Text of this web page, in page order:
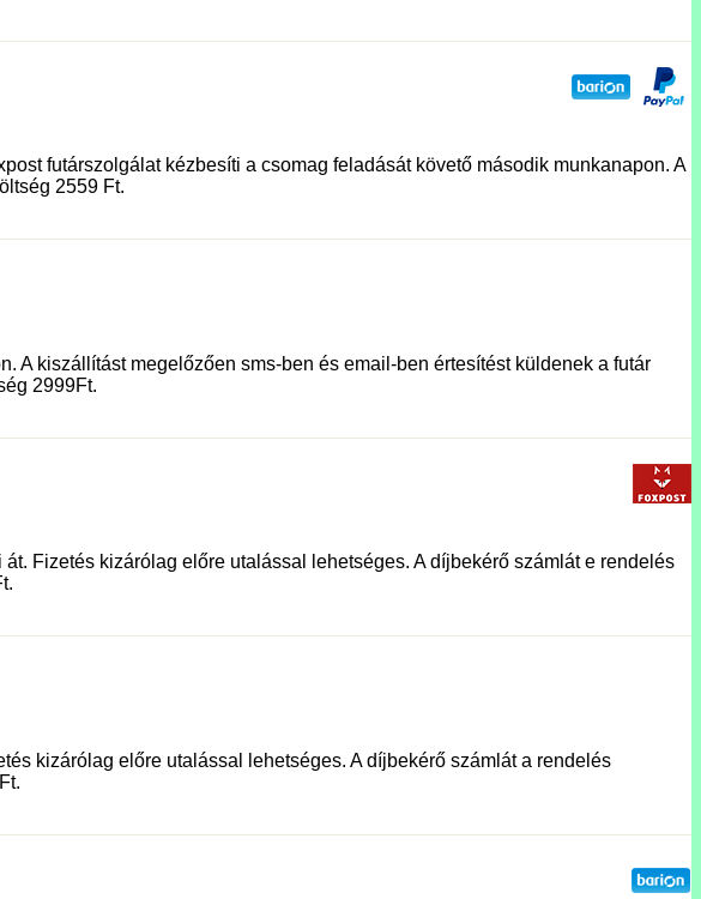
futárszolgálat kézbesíti a csomag feladását követő második munkanapon. A
2559 Ft.
A kiszállítást megelőzően sms-ben és email-ben értesítést küldenek a futár
2999Ft.
Fizetés kizárólag előre utalással lehetséges. A díjbekérő számlát e rendelés
kizárólag előre utalással lehetséges. A díjbekérő számlát a rendelés